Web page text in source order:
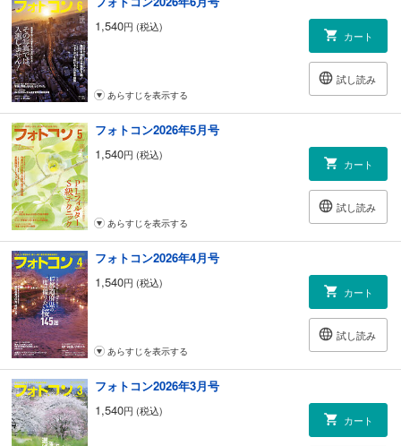
202 第48回福島県写真展
204 中谷吉隆の「フォトハイ句!」
206 一生懸命フォトグラファー列伝 第237回「カピゴン松島さん」 神立
尚紀
213 意外と知らない写真の権利 棚井文雄
214 一千文字の写真論 大西みつぐ 第9回「被写体としてのヒト」
215 定年後、写真に生きる 長 洋弘 第9回写真展をやってみよう
218 私の「真」念 第9回佐藤ちえ子さん
219 パソコンクリーンアップ大作戦 大浦タケシ 第9回ワークフローの効
率化
220 写真展スケジュール
226 フォトコンパーティー【読者のページ】
227 新製品ニュース
228 ニュースファイル【写真界の話題】／川津悦子のニューヨーク便り
229 今月の新刊
230 チームチャンピオンズカップ２０２１ 内容を変更して開催！
232 写真家の手相、拝見します 鈴木サトル 第33回土屋勝義
233 全国写真コンテストガイド
242 【応募規定】フォトハイ句!
245 フォトコンG 作家プロフィール／愛読者プレゼント
246 【応募規定】月例コンテスト
1,540円 (税込)
カート
試し読み
あらすじを表示する
フォトコン2026年5月号
1,540円 (税込)
カート
試し読み
あらすじを表示する
フォトコン2026年4月号
1,540円 (税込)
カート
試し読み
あらすじを表示する
フォトコン2026年3月号
1,540円 (税込)
カート